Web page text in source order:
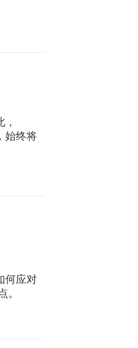
始终将
何应对